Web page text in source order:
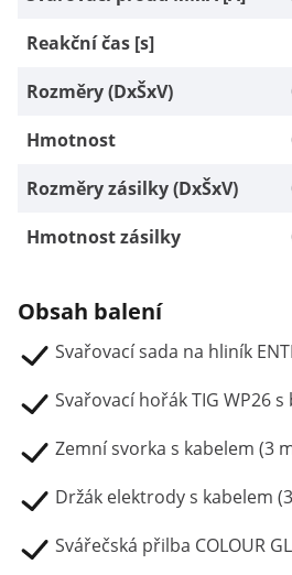
Reakční čas [s]
Rozměry (DxŠxV)
Hmotnost
Rozměry zásilky (DxŠxV)
Hmotnost zásilky
Obsah balení
Svařovací sada na hliník
Svařovací hořák TIG WP26
Zemní svorka s kabelem (3
Držák elektrody s kabelem
Svářečská přilba COLOUR